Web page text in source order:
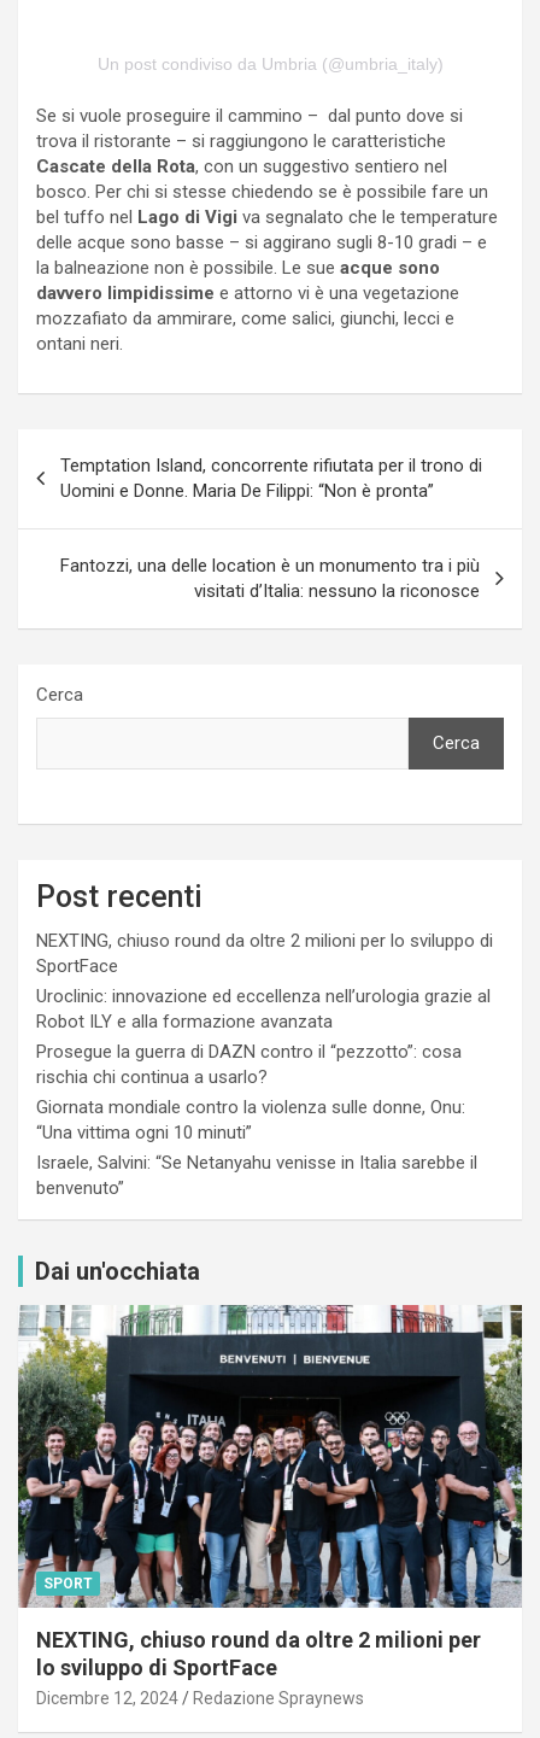
Un post condiviso da Umbria (@umbria_italy)
Se si vuole proseguire il cammino – dal punto dove si
trova il ristorante – si raggiungono le caratteristiche
Cascate della Rota, con un suggestivo sentiero nel
bosco. Per chi si stesse chiedendo se è possibile fare un
bel tuffo nel Lago di Vigi va segnalato che le temperature
delle acque sono basse – si aggirano sugli 8-10 gradi – e
la balneazione non è possibile. Le sue acque sono
davvero limpidissime e attorno vi è una vegetazione
mozzafiato da ammirare, come salici, giunchi, lecci e
ontani neri.
articoli
Temptation Island, concorrente rifiutata per il trono di
Uomini e Donne. Maria De Filippi: “Non è pronta”
Fantozzi, una delle location è un monumento tra i più
visitati d’Italia: nessuno la riconosce
Cerca
Cerca
Post recenti
NEXTING, chiuso round da oltre 2 milioni per lo sviluppo di
SportFace
Uroclinic: innovazione ed eccellenza nell’urologia grazie al
Robot ILY e alla formazione avanzata
Prosegue la guerra di DAZN contro il “pezzotto”: cosa
rischia chi continua a usarlo?
Giornata mondiale contro la violenza sulle donne, Onu:
“Una vittima ogni 10 minuti”
Israele, Salvini: “Se Netanyahu venisse in Italia sarebbe il
benvenuto”
Dai un'occhiata
SPORT
NEXTING, chiuso round da oltre 2 milioni per
lo sviluppo di SportFace
Dicembre 12, 2024 Redazione Spraynews